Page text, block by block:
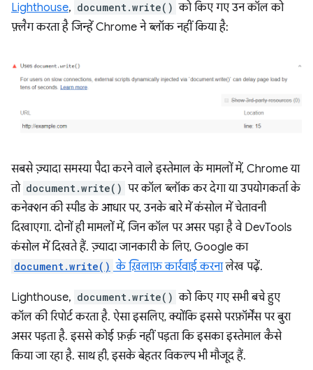
Lighthouse, document.write() को किए गए उन कॉल को
फ़्लैग करता है जिन्हें Chrome ने ब्लॉक नहीं किया है:
सबसे ज़्यादा समस्या पैदा करने वाले इस्तेमाल के मामलों में, Chrome या
तो document.write() पर कॉल ब्लॉक कर देगा या उपयोगकर्ता के
कनेक्शन की स्पीड के आधार पर, उनके बारे में कंसोल में चेतावनी
दिखाएगा. दोनों ही मामलों में, जिन कॉल पर असर पड़ा है वे DevTools
कंसोल में दिखते हैं. ज़्यादा जानकारी के लिए, Google का
document.write() के ख़िलाफ़ कार्रवाई करनालेख पढ़ें.
Lighthouse, document.write() को किए गए सभी बचे हुए
कॉल की रिपोर्ट करता है. ऐसा इसलिए, क्योंकि इससे परफ़ॉर्मेंस पर बुरा
असर पड़ता है. इससे कोई फ़र्क़ नहीं पड़ता कि इसका इस्तेमाल कैसे
किया जा रहा है. साथ ही, इसके बेहतर विकल्प भी मौजूद हैं.